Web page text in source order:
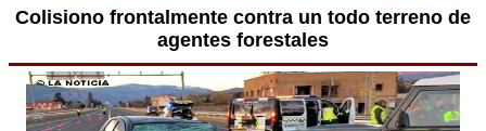
Colisiono frontalmente contra un todo terreno de
agentes forestales